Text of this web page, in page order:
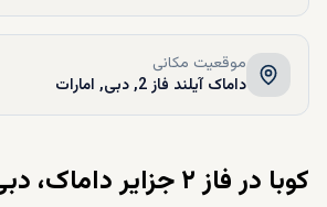
موقعیت مکانی
داماک آیلند فاز 2, دبی, امارات
کوبا در فاز ۲ جزایر داماک، دبی